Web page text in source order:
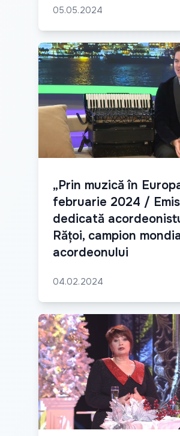
05.05.2024
„Prin muzică în
februarie 2024 /
dedicată
Rățoi, campion
acordeonului
04.02.2024